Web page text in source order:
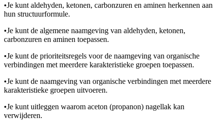
•Je kunt aldehyden, ketonen, carbonzuren en aminen herkennen aan
hun structuurformule.
•Je kunt de algemene naamgeving van aldehyden, ketonen,
carbonzuren en aminen toepassen.
•Je kunt de prioriteitsregels voor de naamgeving van organische
verbindingen met meerdere karakteristieke groepen toepassen.
•Je kunt de naamgeving van organische verbindingen met meerdere
karakteristieke groepen uitvoeren.
•Je kunt uitleggen waarom aceton (propanon) nagellak kan
verwijderen.